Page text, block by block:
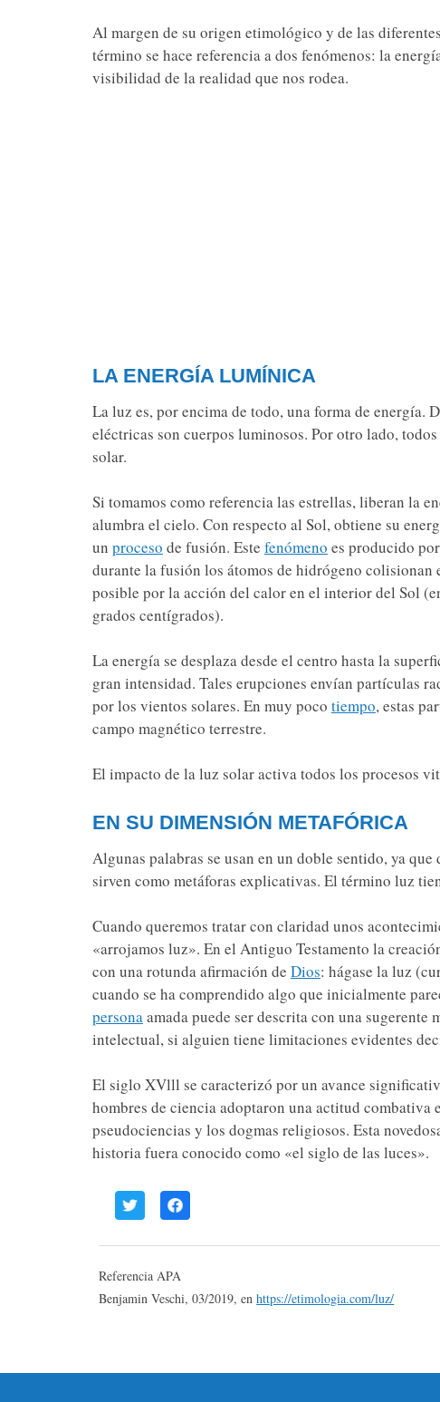
Al margen de su origen etimológico y de las
término se hace referencia a dos fenómenos: la
visibilidad de la realidad que nos rodea.
LA ENERGÍA LUMÍNICA
La luz es, por encima de todo, una forma de energía.
eléctricas son cuerpos luminosos. Por otro lado,
solar.
Si tomamos como referencia las estrellas, liberan la
alumbra el cielo. Con respecto al Sol, obtiene su
un proceso de fusión. Este fenómeno es producido
durante la fusión los átomos de hidrógeno
posible por la acción del calor en el interior del Sol
grados centígrados).
La energía se desplaza desde el centro hasta la
gran intensidad. Tales erupciones envían partículas
por los vientos solares. En muy poco tiempo, estas
campo magnético terrestre.
El impacto de la luz solar activa todos los procesos
EN SU DIMENSIÓN METAFÓRICA
Algunas palabras se usan en un doble sentido, ya
sirven como metáforas explicativas. El término luz
Cuando queremos tratar con claridad unos
«arrojamos luz». En el Antiguo Testamento la
con una rotunda afirmación de Dios: hágase la luz
cuando se ha comprendido algo que inicialmente
personaamada puede ser descrita con una sugerente
intelectual, si alguien tiene limitaciones evidentes
El siglo XVlll se caracterizó por un avance
hombres de ciencia adoptaron una actitud combativa
pseudociencias y los dogmas religiosos. Esta
historia fuera conocido como «el siglo de las luces».
Referencia APA
Benjamin Veschi, 03/2019, enhttps://etimologia.com/luz/